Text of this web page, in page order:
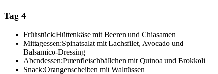
Tag 4
Frühstück:Hüttenkäse mit Beeren und Chiasamen
Mittagessen:Spinatsalat mit Lachsfilet, Avocado und
Balsamico-Dressing
Abendessen:Putenfleischbällchen mit Quinoa und Brokkoli
Snack:Orangenscheiben mit Walnüssen